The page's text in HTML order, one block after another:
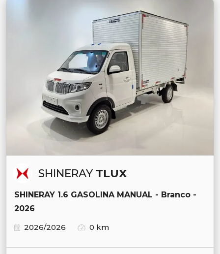
SHINERAY TLUX
SHINERAY 1.6 GASOLINA MANUAL - Branco -
2026
2026/2026
0 km